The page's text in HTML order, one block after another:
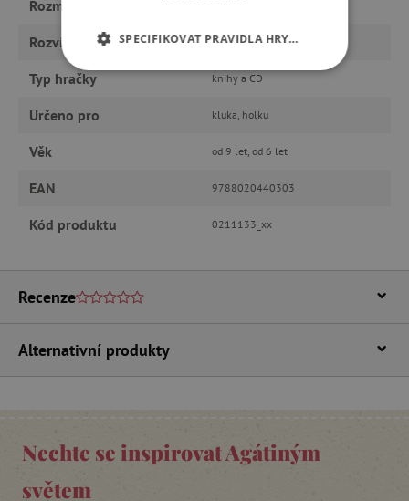
Rozměry 20 x 25 cm
Rozvíjí vědomosti, tvořivost
Typ hračky knihy a CD
Určeno pro kluka, holku
Věk od 9 let, od 6 let
EAN 9788020440303
Kód produktu 0211133_xx
Recenze
Alternativní produkty
Nechte se inspirovat Agátiným
světem
SPECIFIKOVAT PRAVIDLA HRY…
NEZBYTNĚ NUTNÉ COOKIES
ANALYTICKÉ COOKIES
Nezbytně nutné soubory cookie umožňují
stránky nelze bez nezbytně nutných souborů
Provider